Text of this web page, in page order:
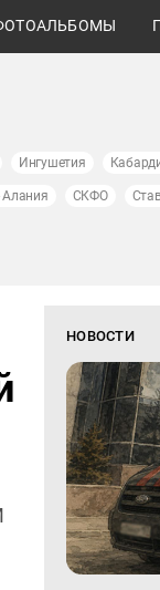
Ингушетия
Алания СКФО
НОВОСТИ